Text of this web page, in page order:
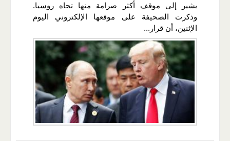
يشير إلى موقف أكثر صرامة منها تجاه روسيا.
وذكرت الصحيفة على موقعها الإلكتروني اليوم
الإثنين، أن قرار...